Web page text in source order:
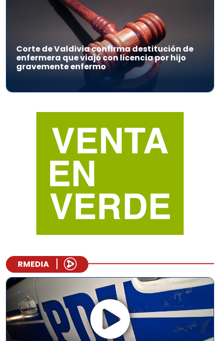
Corte de Valdivia confirma destitución de
enfermera que viajó con licencia por hijo
gravemente enfermo
RMEDIA